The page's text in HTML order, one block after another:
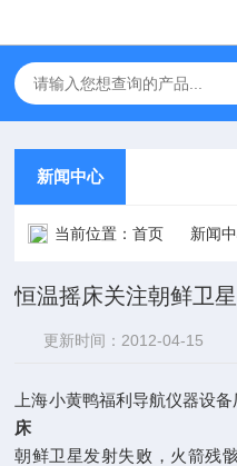
新闻中心
当前位置：首页 新闻
恒温摇床关注朝鲜卫星
更新时间：2012-04-15
上海小黄鸭福利导航仪器设备
床
朝鲜卫星发射失败，火箭残